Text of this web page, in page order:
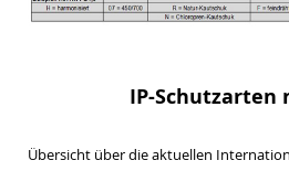
IP-Schutzarten
Übersicht über die aktuellen